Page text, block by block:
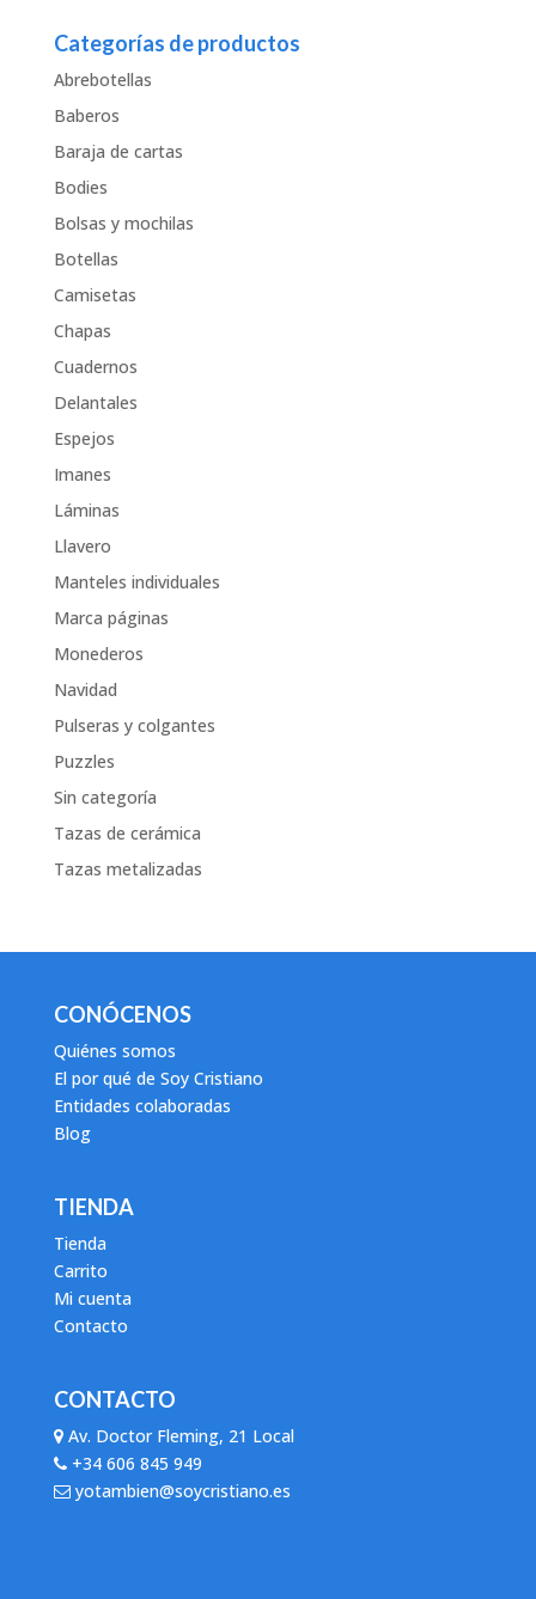
Categorías de productos
Abrebotellas
Baberos
Baraja de cartas
Bodies
Bolsas y mochilas
Botellas
Camisetas
Chapas
Cuadernos
Delantales
Espejos
Imanes
Láminas
Llavero
Manteles individuales
Marca páginas
Monederos
Navidad
Pulseras y colgantes
Puzzles
Sin categoría
Tazas de cerámica
Tazas metalizadas
CONÓCENOS
Quiénes somos
El por qué de Soy Cristiano
Entidades colaboradas
Blog
TIENDA
Tienda
Carrito
Mi cuenta
Contacto
CONTACTO
Av. Doctor Fleming, 21 Local
+34 606 845 949
yotambien@soycristiano.es